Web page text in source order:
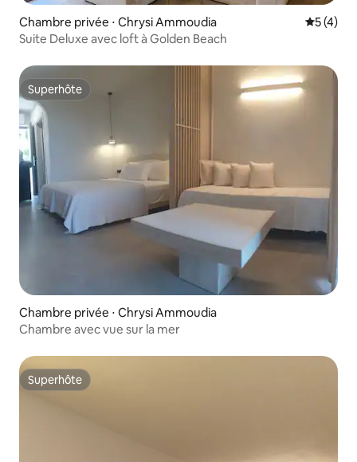
Chambre privée ⋅ Chrysi Ammoudia
5 (4)
Suite Deluxe avec loft à Golden Beach
Superhôte
Superhôte
Chambre privée ⋅ Chrysi Ammoudia
Chambre avec vue sur la mer
Superhôte
Superhôte